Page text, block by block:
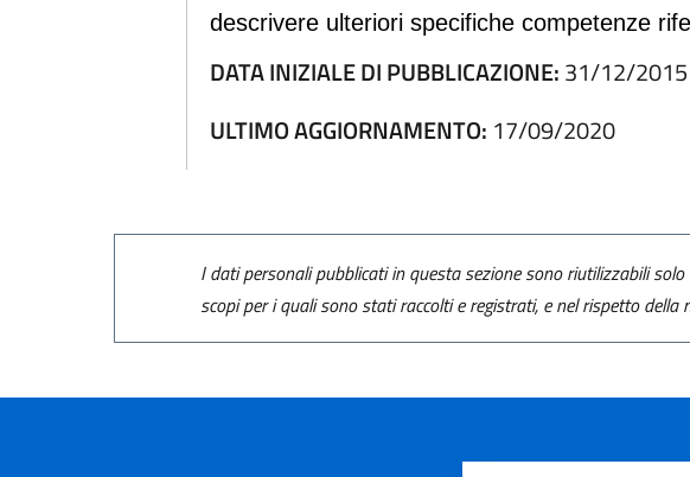
descrivere ulteriori specifiche competenze
DATA INIZIALE DI PUBBLICAZIONE:31/12/2015
ULTIMO AGGIORNAMENTO: 17/09/2020
I dati personali pubblicati in questa sezione sono riutilizzabili
scopi per i quali sono stati raccolti e registrati, e nel rispetto